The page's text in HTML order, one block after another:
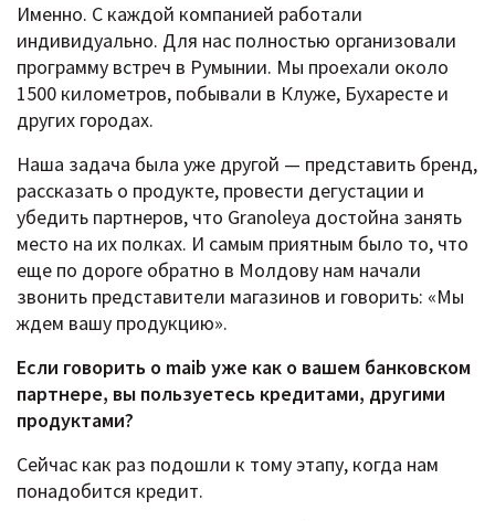
Именно. С каждой компанией работали
индивидуально. Для нас полностью организовали
программу встреч в Румынии. Мы проехали около
1500 километров, побывали в Клуже, Бухаресте и
других городах.
Наша задача была уже другой — представить бренд,
рассказать о продукте, провести дегустации и
убедить партнеров, что Granoleya достойна занять
место на их полках. И самым приятным было то, что
еще по дороге обратно в Молдову нам начали
звонить представители магазинов и говорить: «Мы
ждем вашу продукцию».
Если говорить о maib уже как о вашем банковском
партнере, вы пользуетесь кредитами, другими
продуктами?
Сейчас как раз подошли к тому этапу, когда нам
понадобится кредит.